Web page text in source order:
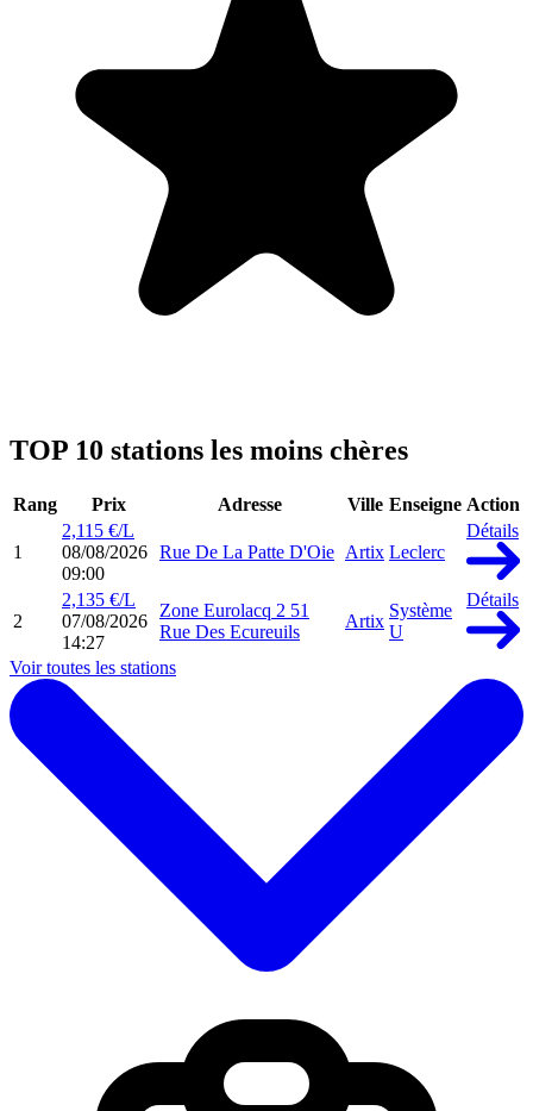
TOP 10 stations les moins chères
Rang Prix Adresse Ville Enseigne Action
1
2,115 €/L
08/08/2026
09:00
Rue De La Patte D'Oie Artix Leclerc
Détails
2
2,135 €/L
07/08/2026
14:27
Zone Eurolacq 2 51
Rue Des Ecureuils
Artix
Système
U
Détails
Voir toutes les stations